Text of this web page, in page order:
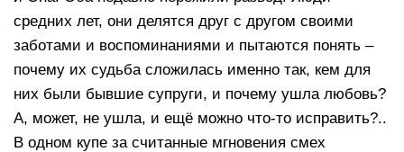
средних лет, они делятся друг с другом своими
заботами и воспоминаниями и пытаются понять –
почему их судьба сложилась именно так, кем для
них были бывшие супруги, и почему ушла любовь?
А, может, не ушла, и ещё можно что-то исправить?..
В одном купе за считанные мгновения смех